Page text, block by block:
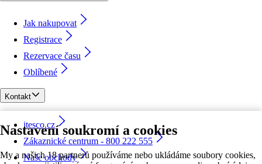
Nastavení soukromí a cookies
My a našich 18 partnerů používáme nebo ukládáme soubory cookies,
Jak nakupovat
Registrace
Rezervace času
Oblíbené
Kontakt
itesco.cz
Zákaznické centrum - 800 222 555
Naše obchody